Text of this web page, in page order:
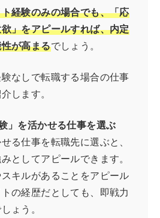
経験のみの場合でも、「応
」をアピールすれば、内定
が高まるでしょう。
なしで転職する場合の仕事
します。
」を活かせる仕事を選ぶ
る仕事を転職先に選ぶと、
としてアピールできます。
キルがあることをアピール
の経歴だとしても、即戦力
ょう。